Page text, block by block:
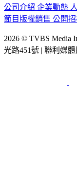
公司介紹 企業動態
節目版權銷售 公開
2026 © TVBS Media
光路451號 | 聯利媒